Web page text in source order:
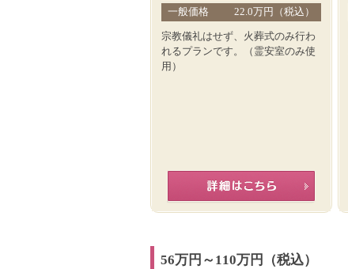
一般価格 22.0万円（税込）
宗教儀礼はせず、火葬式のみ行わ
れるプランです。（霊安室のみ使
用）
56万円～110万円（税込）